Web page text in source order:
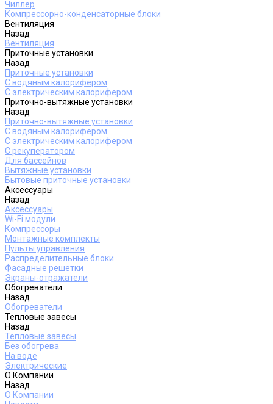
Чиллер
Компрессорно-конденсаторные блоки
Вентиляция
Назад
Вентиляция
Приточные установки
Назад
Приточные установки
С водяным калорифером
С электрическим калорифером
Приточно-вытяжные установки
Назад
Приточно-вытяжные установки
С водяным калорифером
С электрическим калорифером
С рекуператором
Для бассейнов
Вытяжные установки
Бытовые приточные установки
Аксессуары
Назад
Аксессуары
Wi-Fi модули
Компрессоры
Монтажные комплекты
Пульты управления
Распределительные блоки
Фасадные решетки
Экраны-отражатели
Обогреватели
Назад
Обогреватели
Тепловые завесы
Назад
Тепловые завесы
Без обогрева
На воде
Электрические
О Компании
Назад
О Компании